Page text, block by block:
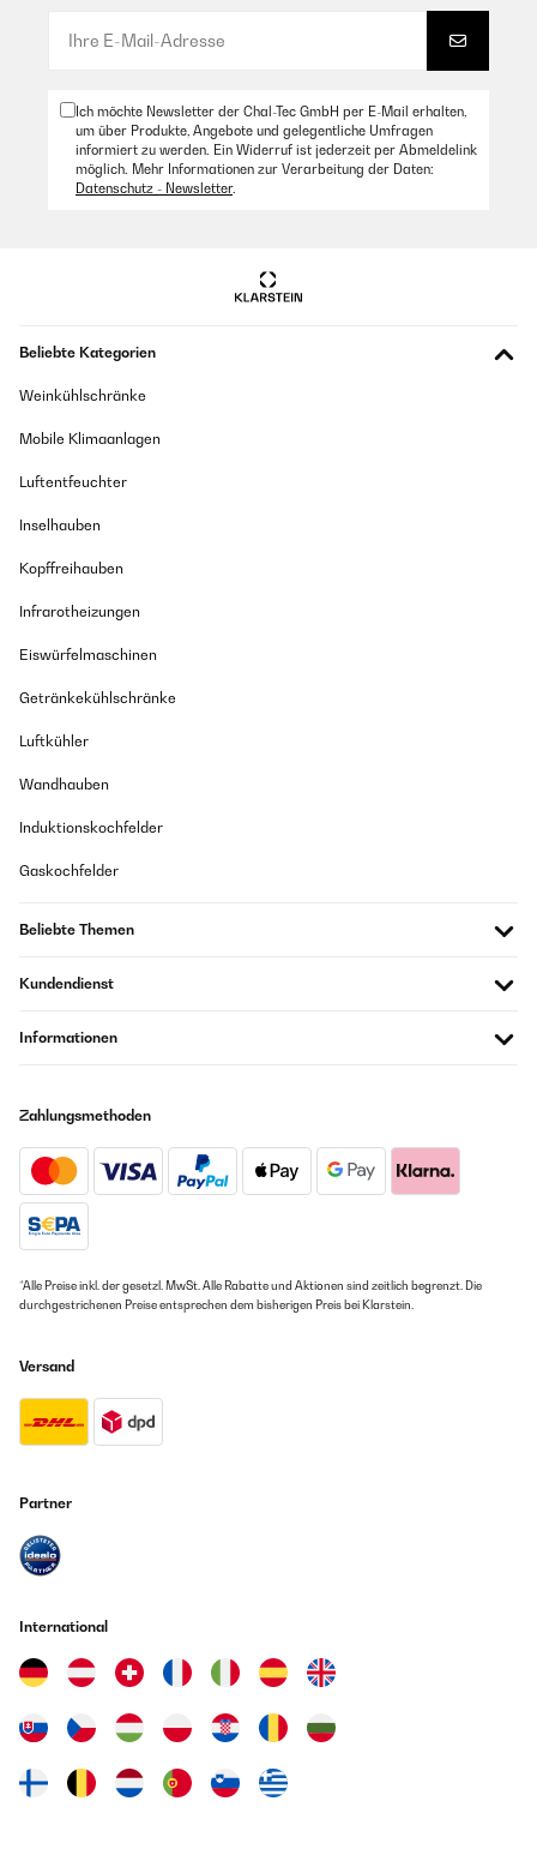
Ich möchte Newsletter der Chal-Tec GmbH per E-Mail erhalten,
um über Produkte, Angebote und gelegentliche Umfragen
informiert zu werden. Ein Widerruf ist jederzeit per Abmeldelink
möglich. Mehr Informationen zur Verarbeitung der Daten:
Datenschutz - Newsletter.
Beliebte Kategorien
Weinkühlschränke
Mobile Klimaanlagen
Luftentfeuchter
Inselhauben
Kopffreihauben
Infrarotheizungen
Eiswürfelmaschinen
Getränkekühlschränke
Luftkühler
Wandhauben
Induktionskochfelder
Gaskochfelder
Beliebte Themen
Kundendienst
Informationen
Zahlungsmethoden
*Alle Preise inkl. der gesetzl. MwSt. Alle Rabatte und Aktionen sind zeitlich begrenzt. Die
durchgestrichenen Preise entsprechen dem bisherigen Preis bei Klarstein.
Versand
Partner
International